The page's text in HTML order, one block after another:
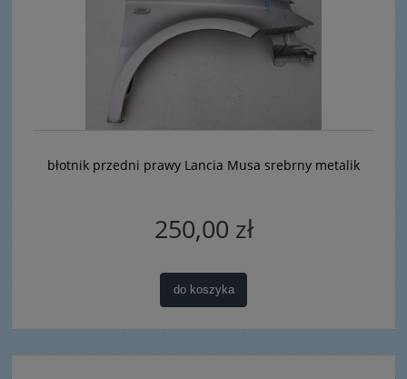
błotnik przedni prawy Lancia Musa srebrny metalik
250,00 zł
do koszyka